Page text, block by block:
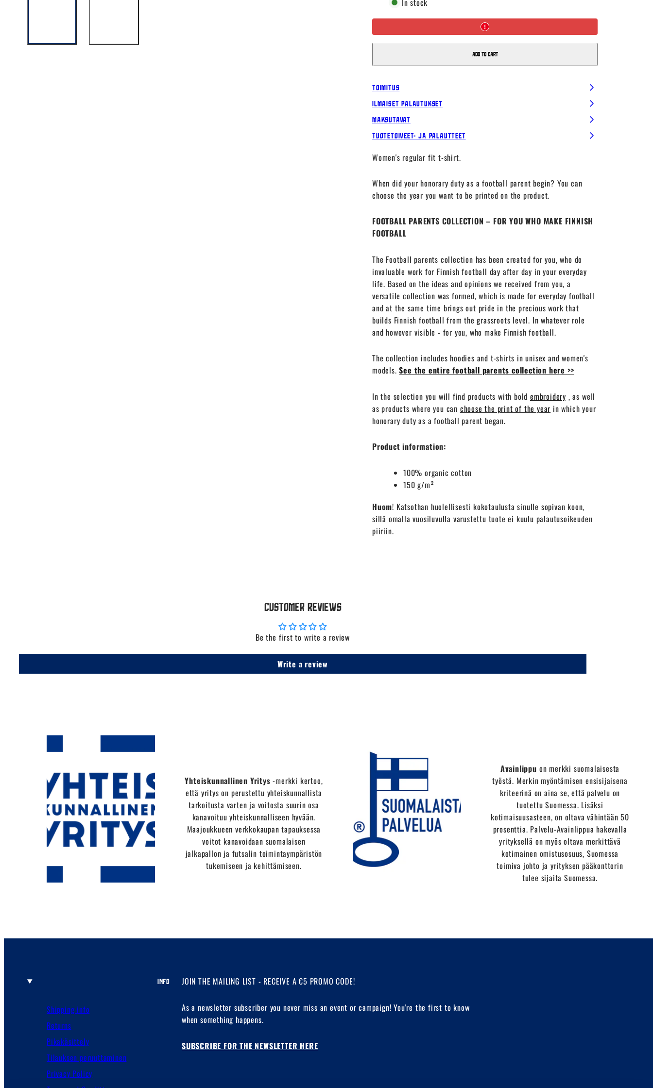
Add to cart
Toimitus
Ilmaiset palautukset
Maksutavat
Tuotetoiveet- ja palautteet
Women's regular fit t-shirt.
When did your honorary duty as a football parent begin? You can
choose the year you want to be printed on the product.
FOOTBALL PARENTS COLLECTION – FOR YOU WHO MAKE FINNISH
FOOTBALL
The Football parents collection has been created for you, who do
invaluable work for Finnish football day after day in your everyday
life. Based on the ideas and opinions we received from you, a
versatile collection was formed, which is made for everyday football
and at the same time brings out pride in the precious work that
builds Finnish football from the grassroots level. In whatever role
and however visible - for you, who make Finnish football.
The collection includes hoodies and t-shirts in unisex and women's
models.See the entire football parents collection here >>
In the selection you will find products with bold embroidery , as well
as products where you can choose the print of the year in which your
honorary duty as a football parent began.
Product information:
100% organic cotton
150 g/m²
Huom! Katsothan huolellisesti kokotaulusta sinulle sopivan koon,
sillä omalla vuosiluvulla varustettu tuote ei kuulu palautusoikeuden
piiriin.
Customer Reviews
Be the first to write a review
Write a review
Yhteiskunnallinen Yritys-merkki kertoo,
että yritys on perustettu yhteiskunnallista
tarkoitusta varten ja voitosta suurin osa
kanavoituu yhteiskunnalliseen hyvään.
Maajoukkueen verkkokaupan tapauksessa
voitot kanavoidaan suomalaisen
jalkapallon ja futsalin toimintaympäristön
tukemiseen ja kehittämiseen.
Avainlippu on merkki suomalaisesta
työstä. Merkin myöntämisen ensisijaisena
kriteerinä on aina se, että palvelu on
tuotettu Suomessa. Lisäksi
kotimaisuusasteen, on oltava vähintään 50
prosenttia. Palvelu-Avainlippua hakevalla
yrityksellä on myös oltava merkittävä
kotimainen omistusosuus, Suomessa
toimiva johto ja yrityksen pääkonttorin
tulee sijaita Suomessa.
INFO
Shipping info
Returns
Pikakäsittely
Tilauksen peruuttaminen
Privacy Policy
JOIN THE MAILING LIST - RECEIVE A €5 PROMO CODE!
As a newsletter subscriber you never miss an event or campaign! You're the first to know
when something happens.
SUBSCRIBE FOR THE NEWSLETTER HERE